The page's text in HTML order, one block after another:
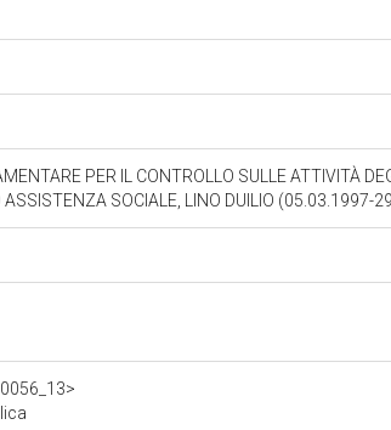
PER IL CONTROLLO SULLE ATTIVITÀ
ASSISTENZA SOCIALE, LINO DUILIO (05.03.1997-